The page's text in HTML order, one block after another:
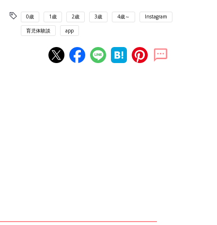
0歳 1歳 2歳 3歳 4歳～ Instagram
育児体験談 app